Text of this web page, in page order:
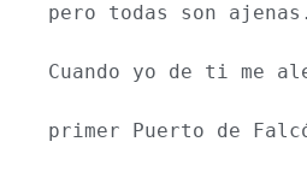
pero todas son
Cuando yo de ti me
primer Puerto de